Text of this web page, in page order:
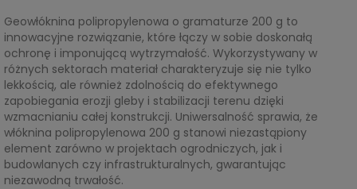
Geowłóknina polipropylenowa o gramaturze 200 g to
innowacyjne rozwiązanie, które łączy w sobie doskonałą
ochronę i imponującą wytrzymałość. Wykorzystywany w
różnych sektorach materiał charakteryzuje się nie tylko
lekkością, ale również zdolnością do efektywnego
zapobiegania erozji gleby i stabilizacji terenu dzięki
wzmacnianiu całej konstrukcji. Uniwersalność sprawia, że
włóknina polipropylenowa 200 g stanowi niezastąpiony
element zarówno w projektach ogrodniczych, jak i
budowlanych czy infrastrukturalnych, gwarantując
niezawodną trwałość.